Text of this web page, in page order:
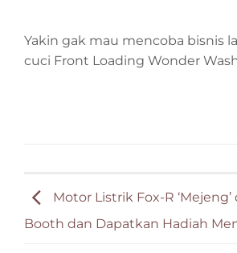
Yakin gak mau mencoba bisnis
cuci Front Loading Wonder
Motor Listrik Fox-R
Booth dan Dapatkan Hadiah